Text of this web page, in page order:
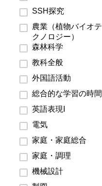
SSH探究
農業（植物バイオテ
クノロジー）
森林科学
教科全般
外国語活動
総合的な学習の時間
英語表現I
電気
家庭・家庭総合
家庭・調理
機械設計